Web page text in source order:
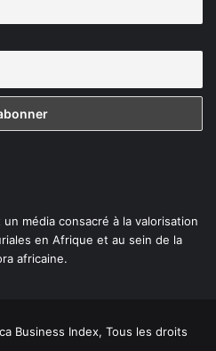
média consacré à la valorisation
en Afrique et au sein de la
africaine.
Business Index, Tous les droits